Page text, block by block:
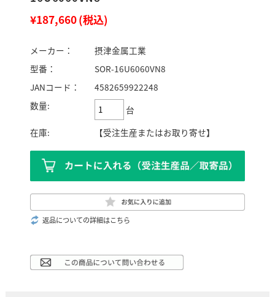
¥187,660(税込)
メーカー：
摂津金属工業
型番：
SOR-16U6060VN8
JANコード：
4582659922248
数量:
台
在庫:
【受注生産またはお取り寄せ】
返品についての詳細はこちら